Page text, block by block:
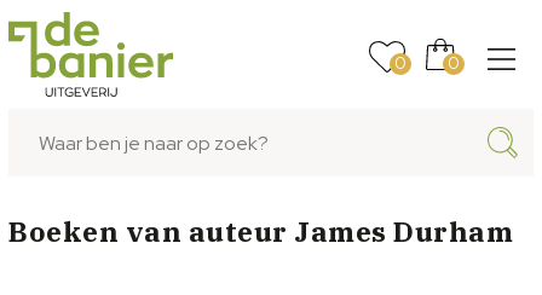
0 0
Boeken van auteur James Durham